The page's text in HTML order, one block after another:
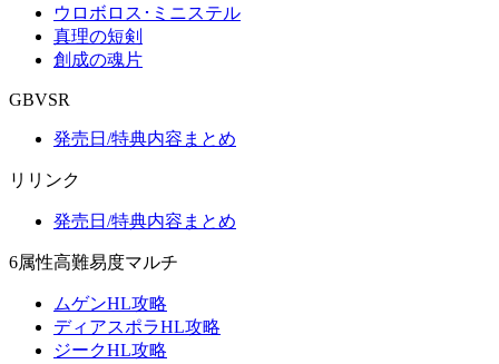
ウロボロス･ミニステル
真理の短剣
創成の魂片
GBVSR
発売日/特典内容まとめ
リリンク
発売日/特典内容まとめ
6属性高難易度マルチ
ムゲンHL攻略
ディアスポラHL攻略
ジークHL攻略